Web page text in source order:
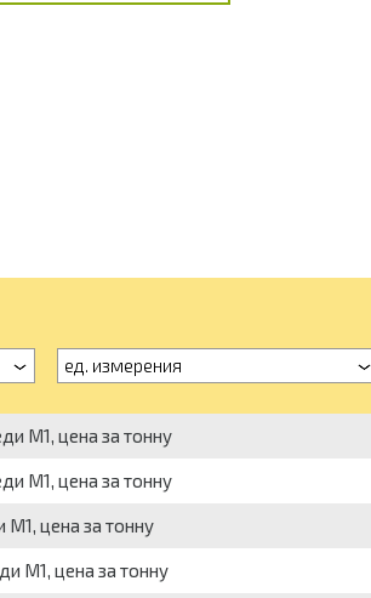
ед. измерения
М1, цена за тонну
М1, цена за тонну
цена за тонну
М1, цена за тонну